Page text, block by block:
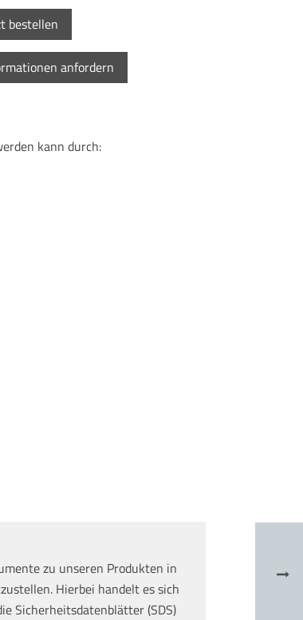
bestellen
anfordern
kann durch:
zu unseren Produkten in
Hierbei handelt es sich
Sicherheitsdatenblätter (SDS)